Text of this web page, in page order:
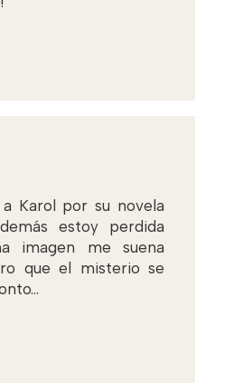
a Karol por su novela
estoy perdida
imagen me suena
que el misterio se